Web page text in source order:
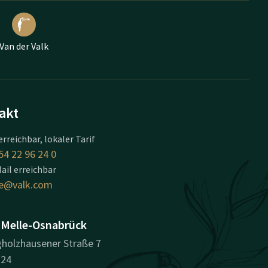
Van der Valk
lokaler Tarif
22 96 24 0
erreichbar
Osnabrück
Straße 7